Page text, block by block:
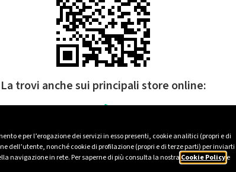
e per l’erogazione dei servizi in esso presenti, cookie analitici (propri e di
dell’utente, nonché cookie di profilazione (propri e di terze parti) per inviarti
navigazione in rete. Per saperne di più consulta la nostra Cookie Policye
La trovi anche sui principali store online: